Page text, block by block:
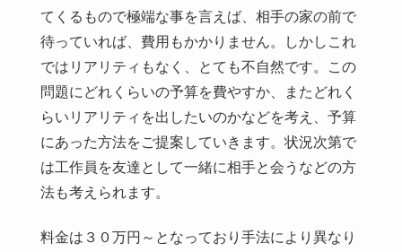
てくるもので極端な事を言えば、相手の家の前で
待っていれば、費用もかかりません。しかしこれ
ではリアリティもなく、とても不自然です。この
問題にどれくらいの予算を費やすか、またどれく
らいリアリティを出したいのかなどを考え、予算
にあった方法をご提案していきます。状況次第で
は工作員を友達として一緒に相手と会うなどの方
法も考えられます。
料金は３０万円～となっており手法により異なり